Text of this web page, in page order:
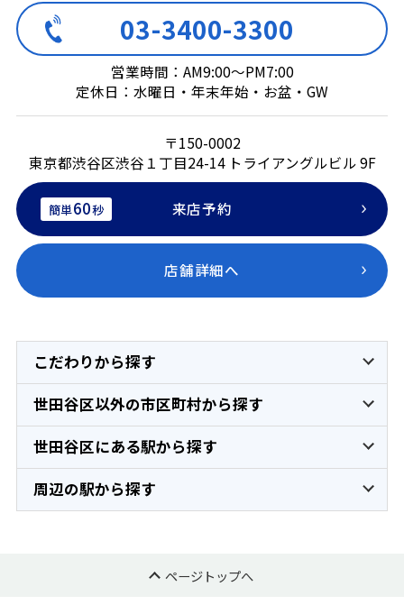
03-3400-3300
営業時間：AM9:00～PM7:00
定休日：水曜日・年末年始・お盆・GW
〒150-0002
東京都渋谷区渋谷１丁目24-14 トライアングルビル 9F
簡単60秒 来店予約
店舗詳細へ
こだわりから探す
世田谷区以外の市区町村から探す
世田谷区にある駅から探す
周辺の駅から探す
ページトップへ